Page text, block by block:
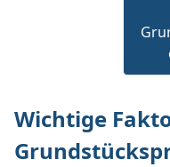
Wichtige